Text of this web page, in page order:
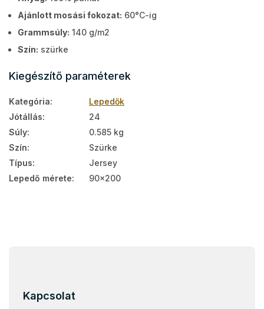
Ajánlott mosási fokozat: 60°C-ig
Grammsúly: 140 g/m2
Szín: szürke
Kiegészítő paraméterek
Kategória:
Lepedők
Jótállás:
24
Súly:
0.585 kg
Szín:
Szürke
Típus:
Jersey
Lepedő mérete: 90x200
Kapcsolat